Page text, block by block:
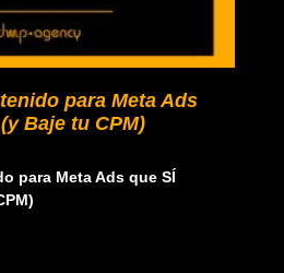
para Meta Ads
Baje tu CPM)
para Meta Ads que SÍ